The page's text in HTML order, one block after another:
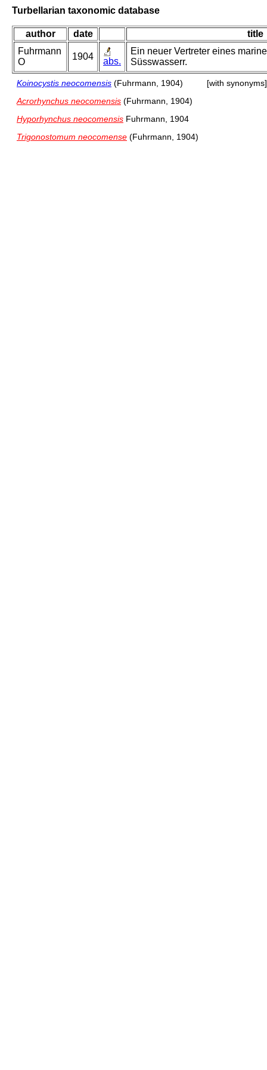
Turbellarian taxonomic database
author date
title
Fuhrmann
O
1904 abs.
Ein neuer Vertreter eines
Süsswasserr.
Koinocystis neocomensis (Fuhrmann, 1904)
[with synonyms]
Acrorhynchus neocomensis (Fuhrmann, 1904)
Hyporhynchus neocomensis Fuhrmann, 1904
Trigonostomum neocomense (Fuhrmann, 1904)